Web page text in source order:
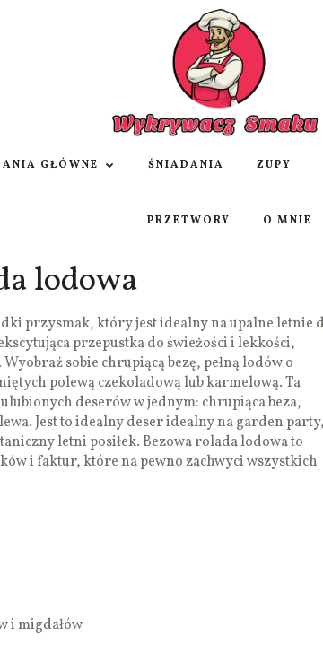
GŁÓWNE ŚNIADANIA ZUPY
PRZETWORY O MNIE
lodowa
przysmak, który jest idealny na upalne letnie
przepustka do świeżości i lekkości,
sobie chrupiącą bezę, pełną lodów o
polewą czekoladową lub karmelową. Ta
deserów w jednym: chrupiąca beza,
Jest to idealny deser idealny na garden party,
letni posiłek. Bezowa rolada lodowa to
i faktur, które na pewno zachwyci wszystkich
i migdałów